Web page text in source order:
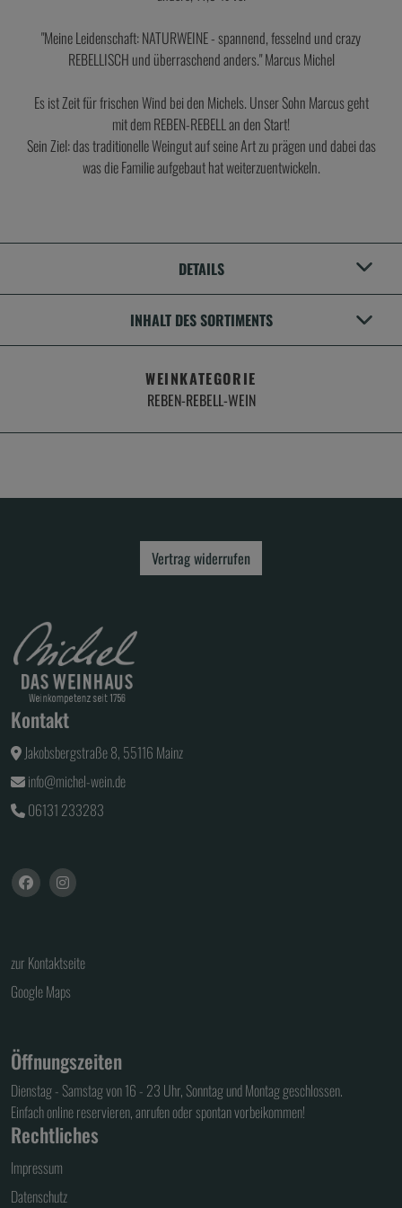
"Meine Leidenschaft: NATURWEINE - spannend, fesselnd und crazy
REBELLISCH und überraschend anders." Marcus Michel
Es ist Zeit für frischen Wind bei den Michels. Unser Sohn Marcus geht
mit dem REBEN-REBELL an den Start!
Sein Ziel: das traditionelle Weingut auf seine Art zu prägen und dabei das
was die Familie aufgebaut hat weiterzuentwickeln.
DETAILS
INHALT DES SORTIMENTS
WEINKATEGORIE
REBEN-REBELL-WEIN
Vertrag widerrufen
Kontakt
Jakobsbergstraße 8, 55116 Mainz
info@michel-wein.de
06131 233283
zur Kontaktseite
Google Maps
Öffnungszeiten
Dienstag - Samstag von 16 - 23 Uhr, Sonntag und Montag geschlossen.
Einfach online reservieren, anrufen oder spontan vorbeikommen!
Rechtliches
Impressum
Datenschutz